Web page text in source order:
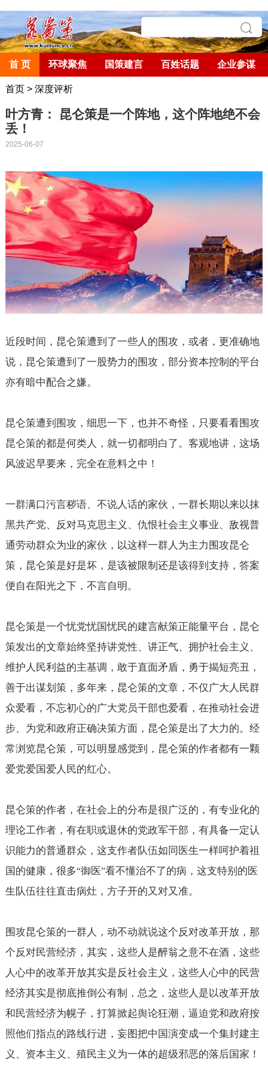
首 页 环球聚焦 国策建言 百姓话题 企业参谋
首页> 深度评析
叶方青： 昆仑策是一个阵地，这个阵地绝不会
丢！
2025-06-07
近段时间，昆仑策遭到了一些人的围攻，或者，更准确地
说，昆仑策遭到了一股势力的围攻，部分资本控制的平台
亦有暗中配合之嫌。
昆仑策遭到围攻，细思一下，也并不奇怪，只要看看围攻
昆仑策的都是何类人，就一切都明白了。客观地讲，这场
风波迟早要来，完全在意料之中！
一群满口污言秽语、不说人话的家伙，一群长期以来以抹
黑共产党、反对马克思主义、仇恨社会主义事业、敌视普
通劳动群众为业的家伙，以这样一群人为主力围攻昆仑
策，昆仑策是好是坏，是该被限制还是该得到支持，答案
便自在阳光之下，不言自明。
昆仑策是一个忧党忧国忧民的建言献策正能量平台，昆仑
策发出的文章始终坚持讲党性、讲正气、拥护社会主义、
维护人民利益的主基调，敢于直面矛盾，勇于揭短亮丑，
善于出谋划策，多年来，昆仑策的文章，不仅广大人民群
众爱看，不忘初心的广大党员干部也爱看，在推动社会进
步、为党和政府正确决策方面，昆仑策是出了大力的。经
常浏览昆仑策，可以明显感觉到，昆仑策的作者都有一颗
爱党爱国爱人民的红心。
昆仑策的作者，在社会上的分布是很广泛的，有专业化的
理论工作者，有在职或退休的党政军干部，有具备一定认
识能力的普通群众，这支作者队伍如同医生一样呵护着祖
国的健康，很多“御医”看不懂治不了的病，这支特别的医
生队伍往往直击病灶，方子开的又对又准。
围攻昆仑策的一群人，动不动就说这个反对改革开放，那
个反对民营经济，其实，这些人是醉翁之意不在酒，这些
人心中的改革开放其实是反社会主义，这些人心中的民营
经济其实是彻底推倒公有制，总之，这些人是以改革开放
和民营经济为幌子，打算掀起舆论狂潮，逼迫党和政府按
照他们指点的路线行进，妄图把中国演变成一个集封建主
义、资本主义、殖民主义为一体的超级邪恶的落后国家！